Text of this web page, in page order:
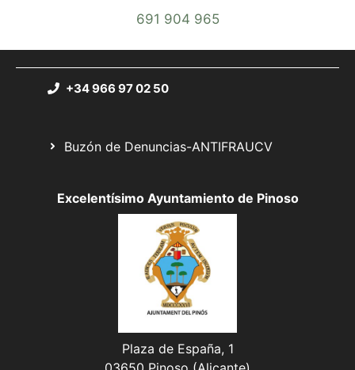
691 904 965
+34 966 97 02 50
Buzón de Denuncias-ANTIFRAUCV
Excelentísimo Ayuntamiento de Pinoso
Plaza de España, 1